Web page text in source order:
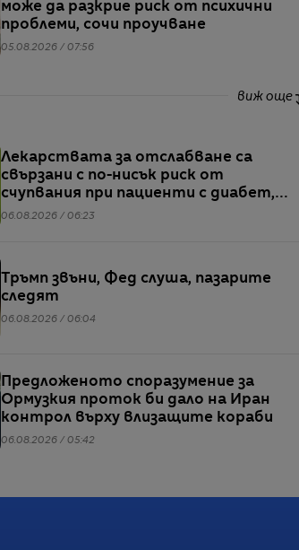
може да разкрие риск от психични
проблеми, сочи проучване
05.08.2026 / 07:56
виж още
Лекарствата за отслабване са
свързани с по-нисък риск от
счупвания при пациенти с диабет,
сочи проучване
06.08.2026 / 06:23
Тръмп звъни, Фед слуша, пазарите
следят
06.08.2026 / 06:04
Предложеното споразумение за
Ормузкия проток би дало на Иран
контрол върху влизащите кораби
06.08.2026 / 05:42